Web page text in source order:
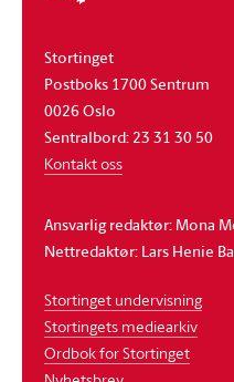
Stortinget
Postboks 1700 Sentrum
0026 Oslo
Sentralbord: 23 31 30 50
Kontakt oss
Ansvarlig redaktør: Mona
Nettredaktør: Lars Henie
Stortinget undervisning
Stortingets mediearkiv
Ordbok for Stortinget